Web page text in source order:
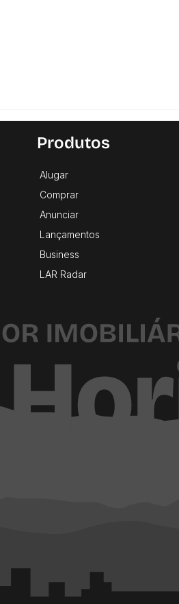
Produtos
Alugar
Comprar
Anunciar
Lançamentos
Business
LAR Radar